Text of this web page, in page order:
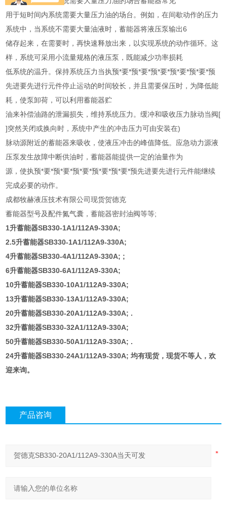
用于短时间内系统需要大量压力油的场台。例如，在间歇动作的压力
系统中，当系统不需要大量油液时，蓄能器将液压泵输出6
储存起来，在需要时，再快速释放出来，以实现系统的动作循环。这
样，系统可采用小流量规格的液压泵，既能减少功率损耗
低系统的温升。保持系统压力当执预*要*预*要*预*要*预*要*预*要*预
先进要先进行元件停止运动的时间较长，并且需要保压时，为降低能
耗，使泵卸荷，可以利用蓄能器贮
油来补偿油路的泄漏损失，维持系统压力。缓冲和吸收压力脉动当阀[
]突然关闭或换向时，系统中产生的冲击压力可由安装在)
脉动源附近的蓄能器来吸收，使液压冲击的峰值降低。应急动力源液
压泵发生故障中断供油时，蓄能器能提供一定的油量作为
源，使执预*要*预*要*预*要*预*要*预*要*预先进要先进行元件能继续
完成必要的动作。
成都牧赫液压技术有限公司现货贺德克
蓄能器型号及配件氮气囊，蓄能器密封油阀等等;
1升蓄能器SB330-1A1/112A9-330A;
2.5升蓄能器SB330-1A1/112A9-330A;
4升蓄能器SB330-4A1/112A9-330A; ;
6升蓄能器SB330-6A1/112A9-330A;
10升蓄能器SB330-10A1/112A9-330A;
13升蓄能器SB330-13A1/112A9-330A;
20升蓄能器SB330-20A1/112A9-330A; .
32升蓄能器SB330-32A1/112A9-330A;
50升蓄能器SB330-50A1/112A9-330A; .
24升蓄能器SB330-24A1/112A9-330A; 均有现货，现货不等人，欢
迎来询。
产品咨询